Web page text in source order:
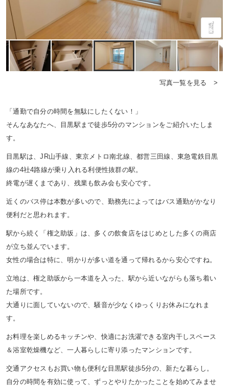
写真一覧を見る >
「通勤で自分の時間を無駄にしたくない！」
そんなあなたへ、目黒駅まで徒歩5分のマンションをご紹介いたしま
す。
目黒駅は、JR山手線、東京メトロ南北線、都営三田線、東急電鉄目黒
線の4社4路線が乗り入れる利便性抜群の駅。
終電が遅くまであり、残業も飲み会も安心です。
近くのバス停は本数が多いので、勤務先によってはバス通勤がかなり
便利だと思われます。
駅から続く「権之助坂」は、多くの飲食店をはじめとした多くの商店
が立ち並んでいます。
女性の場合は特に、明かりが多い道を通って帰れるから安心ですね。
立地は、権之助坂から一本道を入った、駅から近いながらも落ち着い
た場所です。
大通りに面していないので、騒音が少なくゆっくりお休みになれま
す。
お料理を楽しめるキッチンや、快適にお洗濯できる室内干しスペース
＆浴室乾燥機など、一人暮らしに寄り添ったマンションです。
交通アクセスもお買い物も便利な目黒駅徒歩5分の、新たな暮らし。
自分の時間を有効に使って、ずっとやりたかったことを始めてみませ